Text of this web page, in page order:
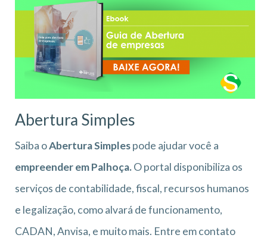
Abertura Simples
Saiba oAbertura Simplespode ajudar você a
empreender em Palhoça.O portal disponibiliza os
serviços de contabilidade, fiscal, recursos humanos
e legalização, como alvará de funcionamento,
CADAN, Anvisa, e muito mais. Entre em contato